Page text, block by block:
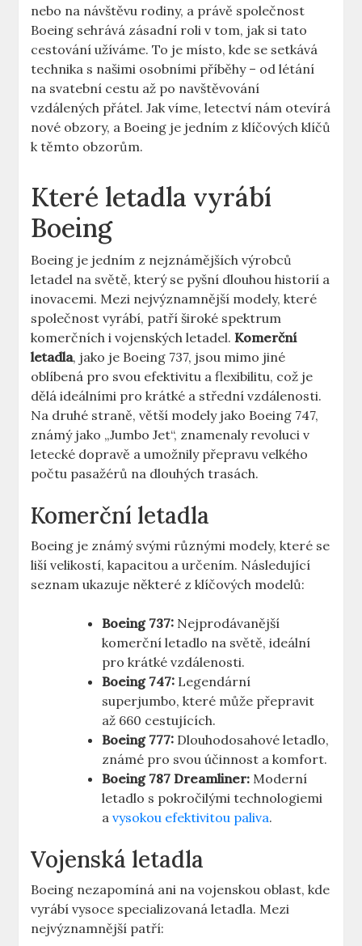
nebo na návštěvu rodiny,​ a právě společnost
‌Boeing⁢ sehrává zásadní roli⁣ v ​tom, ‌jak si⁣ tato
cestování užíváme. To je místo, kde ⁤se setkává‌
technika s našimi osobními příběhy – od létání
na ⁤svatební cestu až po‌ navštěvování
vzdálených ‍přátel. Jak víme, letectví nám otevírá
nové obzory, a Boeing ⁣je jedním z⁢ klíčových⁣ klíčů
k těmto obzorům.
Které letadla vyrábí
Boeing
Boeing je jedním⁣ z nejznámějších výrobců
letadel na světě, který se pyšní dlouhou⁢ historií ⁢a
inovacemi. Mezi nejvýznamnější modely,‌ které
společnost vyrábí, patří‌ široké spektrum⁢
komerčních‌ i vojenských letadel.Komerční
letadla, jako je Boeing 737,⁤ jsou mimo jiné
oblíbená pro svou‍ efektivitu a flexibilitu, což je
dělá ideálními pro⁤ krátké a střední⁤ vzdálenosti.
Na‍ druhé straně, větší‌ modely jako ⁣Boeing‍ 747,
⁣známý‌ jako „Jumbo Jet“, znamenaly revoluci v
letecké dopravě ‍a umožnily přepravu⁢ velkého
‌počtu pasažérů na‍ dlouhých trasách.
Komerční ⁤letadla
Boeing‌ je známý svými různými modely, které ​se
liší velikostí, kapacitou a ⁢určením. Následující
seznam ⁤ukazuje některé z klíčových modelů:
Boeing⁢ 737: Nejprodávanější
⁣komerční letadlo na světě, ideální
pro krátké vzdálenosti.
Boeing 747: Legendární
superjumbo, ‍které může přepravit
až 660 cestujících.
Boeing 777: Dlouhodosahové letadlo,
známé pro svou účinnost​ a komfort.
Boeing 787​ Dreamliner: Moderní
letadlo s pokročilými technologiemi
a ⁣vysokou efektivitou paliva.
Vojenská letadla
Boeing⁤ nezapomíná ‌ani ⁢na vojenskou oblast,​ kde
vyrábí vysoce specializovaná ⁣letadla.⁣ Mezi
nejvýznamnější patří: